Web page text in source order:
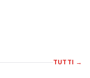
TUTTI →